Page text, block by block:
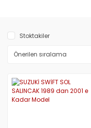
Stoktakiler